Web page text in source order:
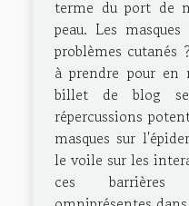
terme du port de
peau. Les
problèmes cutanés
à prendre pour
billet de blog se
répercussions
masques sur
le voile sur les
ces barrières